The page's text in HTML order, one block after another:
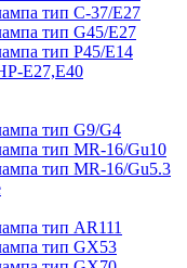
тип C-37/Е27
тип G45/E27
тип P45/E14
E27,E40
тип G9/G4
тип MR-16/Gu10
тип MR-16/Gu5.3
тип AR111
тип GX53